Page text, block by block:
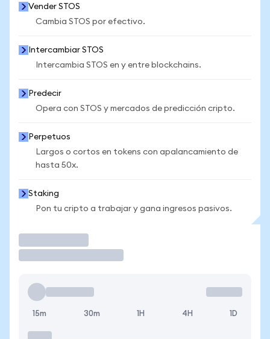
Vender STOS
Cambia STOS por efectivo.
Intercambiar STOS
Intercambia STOS en y entre blockchains.
Predecir
Opera con STOS y mercados de predicción cripto.
Perpetuos
Largos o cortos en tokens con apalancamiento de
hasta 50x.
Staking
Pon tu cripto a trabajar y gana ingresos pasivos.
15m 30m 1H 4H 1D